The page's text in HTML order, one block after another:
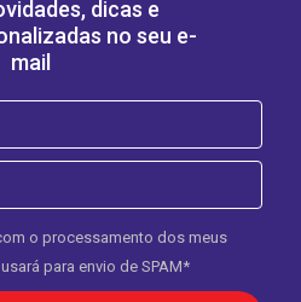
dicas e
no seu e-
mail
o processamento dos meus
para envio de SPAM*